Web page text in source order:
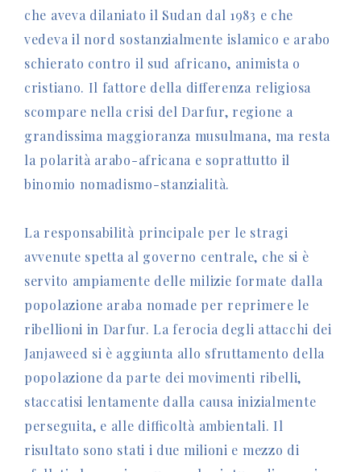
che aveva dilaniato il Sudan dal 1983 e che
vedeva il nord sostanzialmente islamico e arabo
schierato contro il sud africano, animista o
cristiano. Il fattore della differenza religiosa
scompare nella crisi del Darfur, regione a
grandissima maggioranza musulmana, ma resta
la polarità arabo-africana e soprattutto il
binomio nomadismo-stanzialità.
La responsabilità principale per le stragi
avvenute spetta al governo centrale, che si è
servito ampiamente delle milizie formate dalla
popolazione araba nomade per reprimere le
ribellioni in Darfur. La ferocia degli attacchi dei
Janjaweed si è aggiunta allo sfruttamento della
popolazione da parte dei movimenti ribelli,
staccatisi lentamente dalla causa inizialmente
perseguita, e alle difficoltà ambientali. Il
risultato sono stati i due milioni e mezzo di